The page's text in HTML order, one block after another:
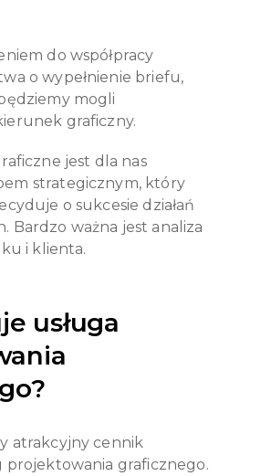
do współpracy
o wypełnienie briefu,
mogli
graficzny.
jest dla nas
strategicznym, który
o sukcesie działań
Bardzo ważna jest analiza
i klienta.
usługa
atrakcyjny cennik
projektowania graficznego.